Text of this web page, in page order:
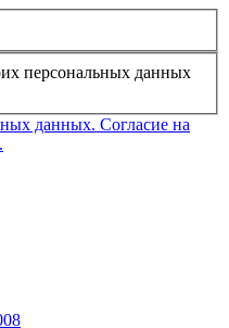
данных. Согласие на